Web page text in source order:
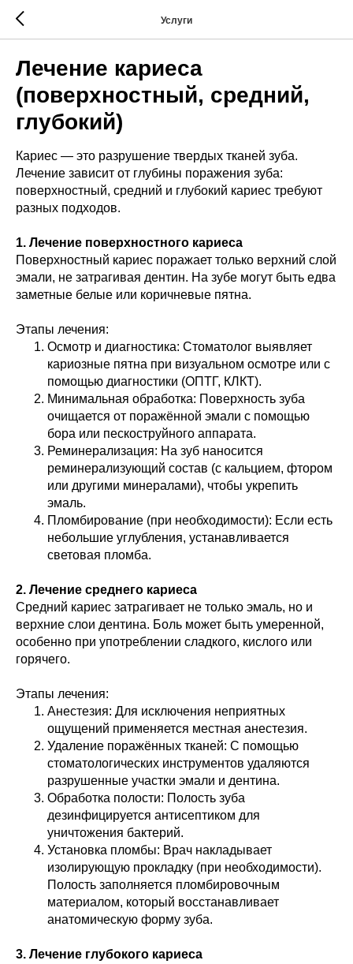
Услуги
Лечение кариеса
(поверхностный, средний,
глубокий)
Кариес — это разрушение твердых тканей зуба.
Лечение зависит от глубины поражения зуба:
поверхностный, средний и глубокий кариес требуют
разных подходов.
1. Лечение поверхностного кариеса
Поверхностный кариес поражает только верхний слой
эмали, не затрагивая дентин. На зубе могут быть едва
заметные белые или коричневые пятна.
Этапы лечения:
Осмотр и диагностика: Стоматолог выявляет
кариозные пятна при визуальном осмотре или с
помощью диагностики (ОПТГ, КЛКТ).
Минимальная обработка: Поверхность зуба
очищается от поражённой эмали с помощью
бора или пескоструйного аппарата.
Реминерализация: На зуб наносится
реминерализующий состав (с кальцием, фтором
или другими минералами), чтобы укрепить
эмаль.
Пломбирование (при необходимости): Если есть
небольшие углубления, устанавливается
световая пломба.
2. Лечение среднего кариеса
Средний кариес затрагивает не только эмаль, но и
верхние слои дентина. Боль может быть умеренной,
особенно при употреблении сладкого, кислого или
горячего.
Этапы лечения:
Анестезия: Для исключения неприятных
ощущений применяется местная анестезия.
Удаление поражённых тканей: С помощью
стоматологических инструментов удаляются
разрушенные участки эмали и дентина.
Обработка полости: Полость зуба
дезинфицируется антисептиком для
уничтожения бактерий.
Установка пломбы: Врач накладывает
изолирующую прокладку (при необходимости).
Полость заполняется пломбировочным
материалом, который восстанавливает
анатомическую форму зуба.
3. Лечение глубокого кариеса